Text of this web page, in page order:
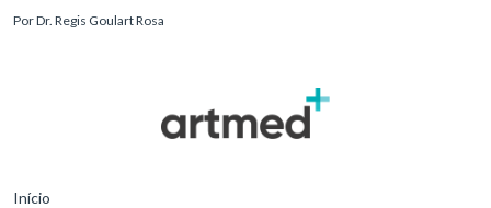
para o desfe
PorDr. Regis Goulart Rosa
Início